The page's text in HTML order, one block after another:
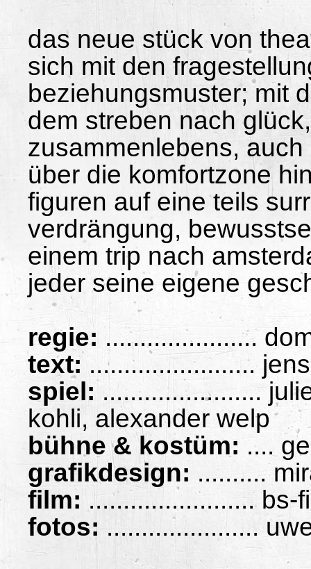
das neue stück von
sich mit den
beziehungsmuster; mit
dem streben nach
zusammenlebens,
über die komfortzone
figuren auf eine teils
verdrängung,
einem trip nach
jeder seine eigene
regie: ......................
text: ........................
spiel: .......................
kohli, alexander welp
bühne & kostüm: ....
grafikdesign: ..........
film: ........................ bs-
fotos: ......................